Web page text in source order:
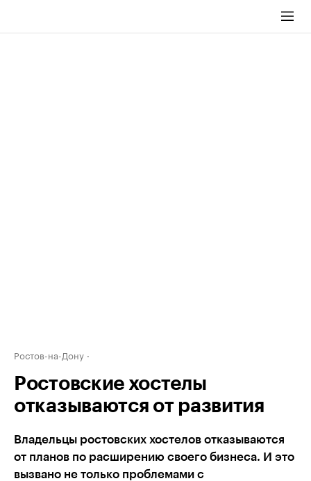
Ростов-на-Дону
Ростовские хостелы
отказываются от развития
Владельцы ростовских хостелов отказываются
от планов по расширению своего бизнеса. И это
вызвано не только проблемами с